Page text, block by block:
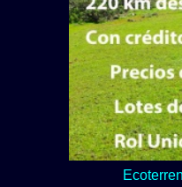
Lo verde y